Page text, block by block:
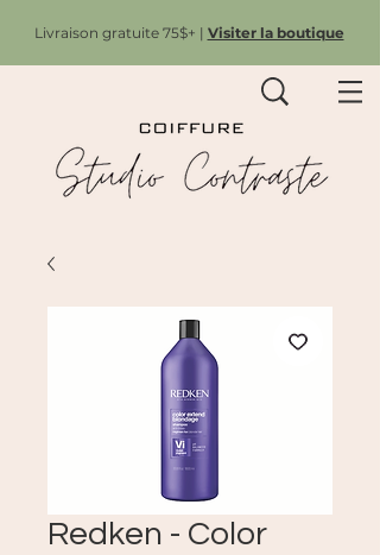
Livraison gratuite 75$+ | Visiter la boutique
Redken - Color